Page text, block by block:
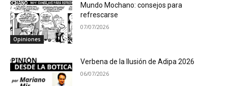
Opiniones
Mundo Mochano: consejos para
refrescarse
07/07/2026
Verbena de la Ilusión de Adipa 2026
06/07/2026